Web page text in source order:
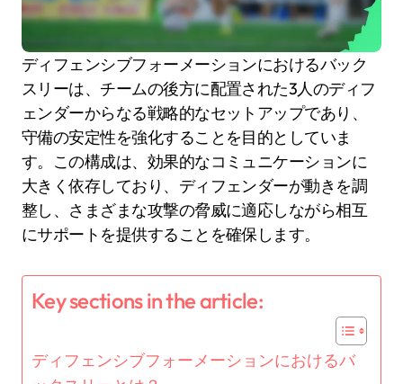
ディフェンシブフォーメーションにおけるバック
スリーは、チームの後方に配置された3人のディフ
ェンダーからなる戦略的なセットアップであり、
守備の安定性を強化することを目的としていま
す。この構成は、効果的なコミュニケーションに
大きく依存しており、ディフェンダーが動きを調
整し、さまざまな攻撃の脅威に適応しながら相互
にサポートを提供することを確保します。
Key sections in the article:
ディフェンシブフォーメーションにおけるバ